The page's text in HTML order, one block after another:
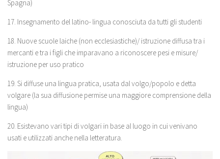
Spagna)
17. Insegnamento del latino- lingua conosciuta da tutti gli studenti
18. Nuove scuole laiche (non ecclesiastiche)/ istruzione diffusa tra i
mercanti e tra i figli che imparavano a riconoscere pesi e misure/
istruzione per uso pratico
19. Si diffuse una lingua pratica, usata dal volgo/popolo e detta
volgare (la sua diffusione permise una maggiore comprensione della
lingua)
20. Esistevano vari tipi di volgari in base al luogo in cui venivano
usati e utilizzati anche nella letteratura.